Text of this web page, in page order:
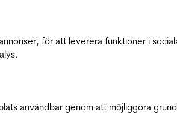
för att leverera funktioner i
användbar genom att möjliggöra